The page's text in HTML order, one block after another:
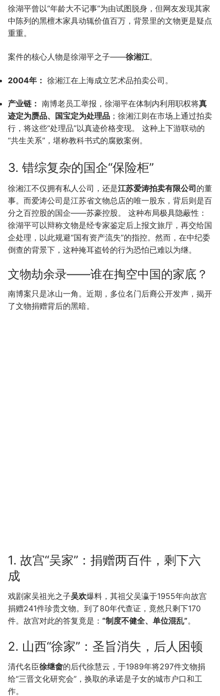
徐湖平曾以“年龄大不记事”为由试图脱身，但网友发现其家
中陈列的黑檀木家具动辄价值百万，背景里的文物更是疑点
重重。
案件的核心人物是徐湖平之子——徐湘江。
2004年： 徐湘江在上海成立艺术品拍卖公司。
产业链： 南博老员工举报，徐湖平在体制内利用职权将真
迹定为赝品、国宝定为处理品 ；徐湘江则在市场上通过拍卖
行，将这些“处理品”以真迹价格变现。 这种上下游联动的
“共生关系”，堪称教科书式的腐败案例。
3. 错综复杂的国企“保险柜”
徐湘江不仅拥有私人公司，还是江苏爱涛拍卖有限公司的董
事。而爱涛公司是江苏省文物总店的唯一股东，背后则是百
分之百控股的国企——苏豪控股。 这种布局极具隐蔽性：
徐湖平可以辩称文物是经专家鉴定后上报文旅厅，再交给国
企处理，以此规避“国有资产流失”的指控。然而，在中纪委
倒查的背景下，这种掩耳盗铃的行为恐怕已难以为继。
文物劫余录——谁在掏空中国的家底？
南博案只是冰山一角。近期，多位名门后裔公开发声，揭开
了文物捐赠背后的黑暗。
1. 故宫“吴家”：捐赠两百件，剩下六
成
戏剧家吴祖光之子吴欢爆料，其祖父吴瀛于1955年向故宫
捐赠241件珍贵文物。到了80年代查证，竟然只剩下170
件。故宫对此的答复竟是： “制度不健全、单位混乱”。
2. 山西“徐家”：圣旨消失，后人困顿
清代名臣徐继畬的后代徐慧云，于1989年将297件文物捐
给“三晋文化研究会”，换取的承诺是子女的城市户口和工
作。